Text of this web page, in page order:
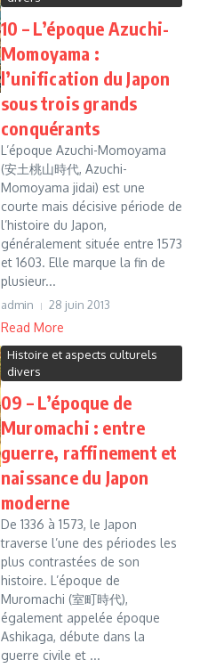
10 – L’époque Azuchi-
Momoyama :
l’unification du Japon
sous trois grands
conquérants
L’époque Azuchi-Momoyama
(安土桃山時代, Azuchi-
Momoyama jidai) est une
courte mais décisive période de
l’histoire du Japon,
généralement située entre 1573
et 1603. Elle marque la fin de
plusieur...
admin 28 juin 2013
Read More
Histoire et aspects culturels
divers
09 – L’époque de
Muromachi : entre
guerre, raffinement et
naissance du Japon
moderne
De 1336 à 1573, le Japon
traverse l’une des périodes les
plus contrastées de son
histoire. L’époque de
Muromachi (室町時代),
également appelée époque
Ashikaga, débute dans la
guerre civile et ...